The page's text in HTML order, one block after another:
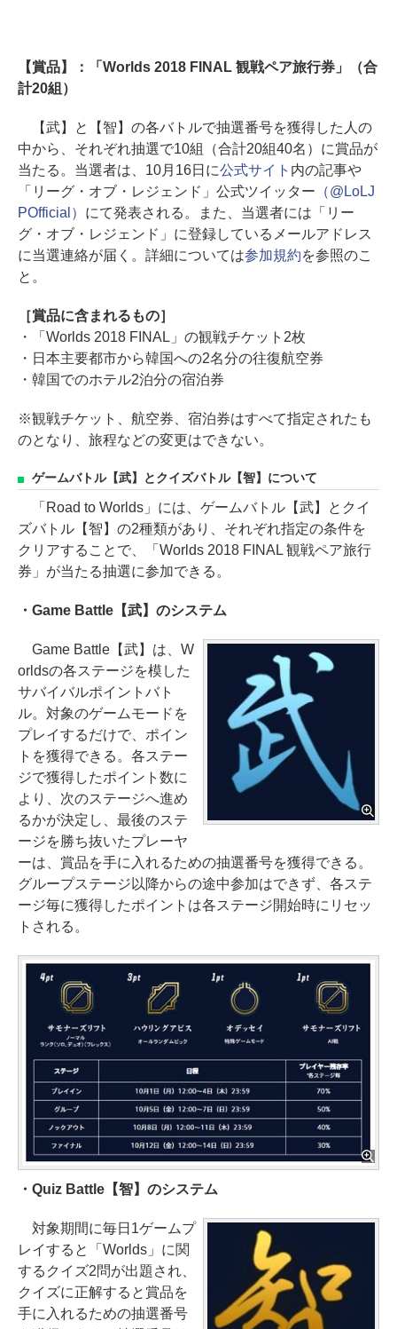
【賞品】：「Worlds 2018 FINAL 観戦ペア旅行券」（合
計20組）
【武】と【智】の各バトルで抽選番号を獲得した人の
中から、それぞれ抽選で10組（合計20組40名）に賞品が
当たる。当選者は、10月16日に公式サイト 内の記事や
「リーグ・オブ・レジェンド」公式ツイッター （@LoLJ
POfficial） にて発表される。また、当選者には「リー
グ・オブ・レジェンド」に登録しているメールアドレス
に当選連絡が届く。詳細については参加規約を参照のこ
と。
［賞品に含まれるもの］
・「Worlds 2018 FINAL」の観戦チケット2枚
・日本主要都市から韓国への2名分の往復航空券
・韓国でのホテル2泊分の宿泊券
※観戦チケット、航空券、宿泊券はすべて指定されたも
のとなり、旅程などの変更はできない。
ゲームバトル【武】とクイズバトル【智】について
「Road to Worlds」には、ゲームバトル【武】とクイ
ズバトル【智】の2種類があり、それぞれ指定の条件を
クリアすることで、「Worlds 2018 FINAL 観戦ペア旅行
券」が当たる抽選に参加できる。
・Game Battle【武】のシステム
Game Battle【武】は、W
orldsの各ステージを模した
サバイバルポイントバト
ル。対象のゲームモードを
プレイするだけで、ポイン
トを獲得できる。各ステー
ジで獲得したポイント数に
より、次のステージへ進め
るかが決定し、最後のステ
ージを勝ち抜いたプレーヤ
ーは、賞品を手に入れるための抽選番号を獲得できる。
グループステージ以降からの途中参加はできず、各ステ
ージ毎に獲得したポイントは各ステージ開始時にリセッ
トされる。
・Quiz Battle【智】のシステム
対象期間に毎日1ゲームプ
レイすると「Worlds」に関
するクイズ2問が出題され、
クイズに正解すると賞品を
手に入れるための抽選番号